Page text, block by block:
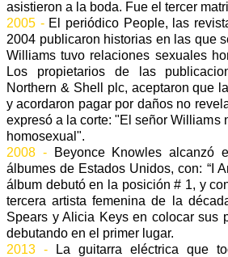
asistieron a la boda. Fue el tercer
2005 -El periódico People, las
2004 publicaron historias en las que
Williams tuvo relaciones sexuales
Los propietarios de las
Northern & Shell plc, aceptaron que
y acordaron pagar por daños no
expresó a la corte: "El señor Williams
homosexual".
2008 -Beyonce Knowles alcanzó
álbumes de Estados Unidos, con: “I
álbum debutó en la posición # 1, y
tercera artista femenina de la
Spears y Alicia Keys en colocar sus
debutando en el primer lugar.
2013 - La guitarra eléctrica que